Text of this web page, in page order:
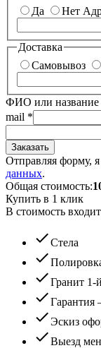
Да
Нет
Доставка
Самовывоз
ФИО или название
mail *
Заказать
Отправляя форму,
данных.
Общая стоимость:
Купить в 1 клик
В стоимость
checkСтела
check
checkГранит 1-
checkГарантия
checkЭскиз
checkВыезд